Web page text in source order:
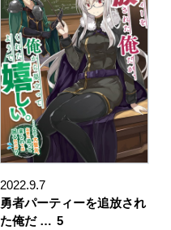
2022.9.7
勇者パーティーを追放され
た俺だ … 5